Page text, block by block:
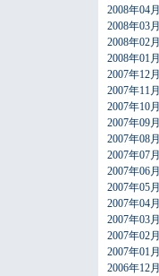
2008年04月
2008年03月
2008年02月
2008年01月
2007年12月
2007年11月
2007年10月
2007年09月
2007年08月
2007年07月
2007年06月
2007年05月
2007年04月
2007年03月
2007年02月
2007年01月
2006年12月